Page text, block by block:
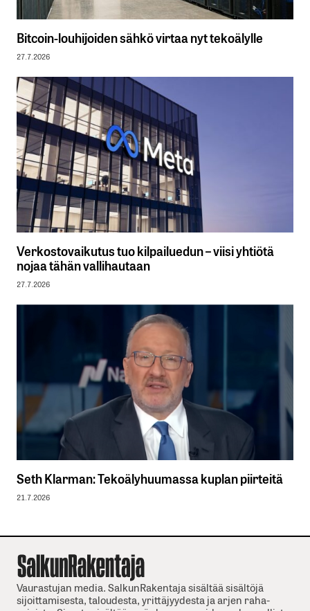
Bitcoin-louhijoiden sähkö virtaa nyt tekoälylle
27.7.2026
Verkostovaikutus tuo kilpailuedun – viisi yhtiötä
nojaa tähän vallihautaan
27.7.2026
Seth Klarman: Tekoälyhuumassa kuplan piirteitä
21.7.2026
Vaurastujan media. SalkunRakentaja sisältää sisältöjä
sijoittamisesta, taloudesta, yrittäjyydesta ja arjen raha-